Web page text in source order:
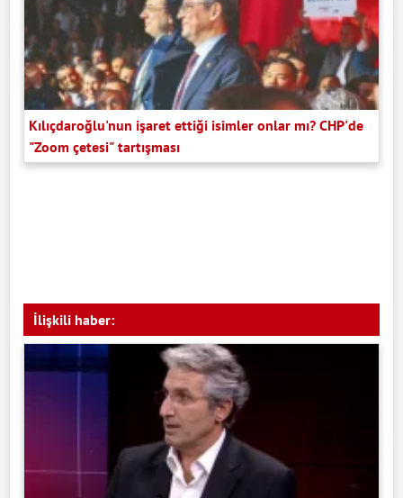
Kılıçdaroğlu'nun işaret ettiği isimler onlar mı? CHP'de
"Zoom çetesi" tartışması
İlişkili haber: